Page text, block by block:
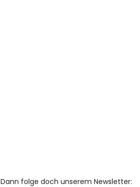
Dann folge doch unserem Newsletter: